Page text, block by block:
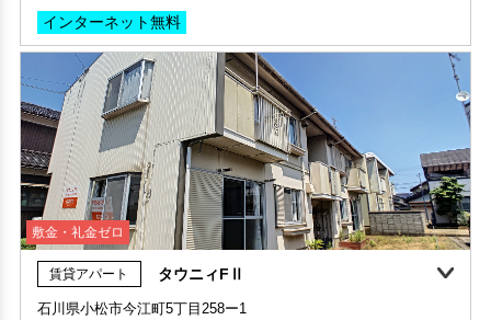
保証人不要・代行 インターネット無料
インターネット無料
家賃1ヶ月無料
敷金・礼金ゼロ
賃貸アパート タウニィFⅡ
石川県小松市今江町5丁目258ー1